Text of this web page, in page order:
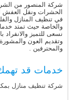
شركة المنصور من
الحشرات ونقل العفش
في تنظيف المنازل
والخاصة حيث تمتد
نسعى للتميز والانفراد
وتقديم العون
والمحترفين .
خدمات قد
شركة تنظيف منازل